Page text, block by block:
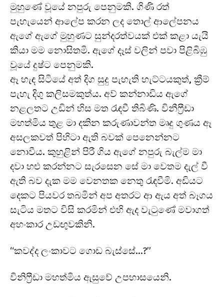
මුහුණේ වූයේ නපුරු පෙනුමකි. ගිණි රත්
පැහැයෙන් ආලේප කරන ලද තොල් ආලේපනය
ඇගේ ඇගේ මුහුණට සුන්දරත්වයක් එක් කළා යැයි
කියා මම නොසිතමි. ඇගේ දෑස් වලින් පවා පිළිබිඹු
වූයේ දුෂ්ට පෙනුමකි.
ඈ හැඳ සිටියේ අත් දිග සුදු පැහැති හැට්ටයකුත්, ක්‍රීම්
පැහැ දිගු කලිසමකුත්ය. අව් කන්නාඩිය ඇගේ
නළලතට උඩින් හිස මත රැඳවී තිබිණි. විනීෆ්‍රීඩා
මහත්මිය තුළ මා දකින කරුණාවන්ත මෘදු ගුණය ඈ
අසලකවත් පිහිටා ඇති බවක් පෙනෙන්නට
නොවීය. කුහුළින් පිරී ගිය ඇගේ නපුරු බැල්ම මා
දවා හළු කරන්නට සැරසෙන සේ මා වෙතම දැල් වී
ඇති බව දැක මම වෙනතක නෙතු රැඳවීමි. අඩියට
දෙකට පියවර තබමින් අප අතරට ආ ඇය අත් බෑගය
සැටිය මතට විසි කරමින් එහි ඇද වැටුණේ මවාගත්
අහංකාර උඩඟුවකිනි.
“කවද්ද ලංකාවට ගොඩ බැස්සේ…?”
විනිෆ්‍රීඩා මහත්මිය ඇසුවේ උපහාසයෙනි.